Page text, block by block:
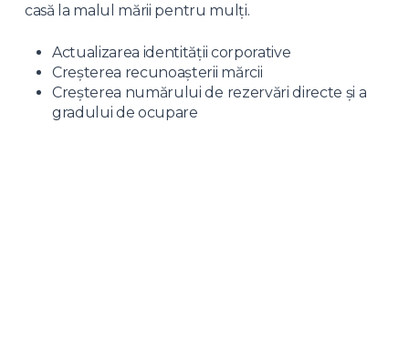
casă la malul mării pentru mulți.
Actualizarea identității corporative
Creșterea recunoașterii mărcii
Creșterea numărului de rezervări directe și a
gradului de ocupare